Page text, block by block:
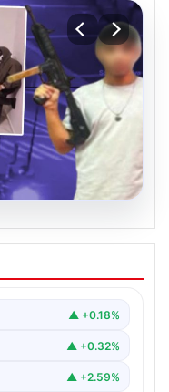
▲ +0.18%
▲ +0.32%
▲ +2.59%